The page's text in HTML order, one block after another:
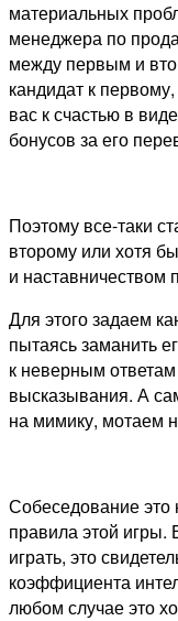
материальных
менеджера по
между первым и
кандидат к
вас к счастью в
бонусов за его
Поэтому все-таки
второму или хотя
и наставничеством
Для этого задаем
пытаясь заманить
к неверным
высказывания. А
на мимику, мотаем
Собеседование это
правила этой игры.
играть, это
коэффициента
любом случае это